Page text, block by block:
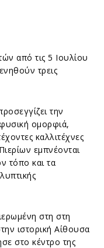
από τις 5 Ιουλίου
τρεις
την
ομορφιά,
καλλιτέχνες
εμπνέονται
τόπο και τα
στη στη
ιστορική Αίθουσα
στο κέντρο της